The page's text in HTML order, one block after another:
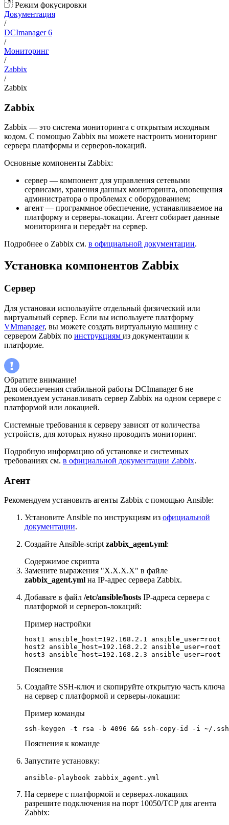
Режим фокусировки
Документация
/
DCImanager 6
/
Мониторинг
/
Zabbix
/
Zabbix
Zabbix
Zabbix — это система мониторинга с открытым исходным
кодом. С помощью Zabbix вы можете настроить мониторинг
сервера платформы и серверов-локаций.
Основные компоненты Zabbix:
сервер — компонент для управления сетевыми
сервисами, хранения данных мониторинга, оповещения
администратора о проблемах с оборудованием;
агент — программное обеспечение, устанавливаемое на
платформу и серверы-локации. Агент собирает данные
мониторинга и передаёт на сервер.
Подробнее о Zabbix см. в официальной документации.
Установка компонентов Zabbix
Сервер
Для установки используйте отдельный физический или
виртуальный сервер. Если вы используете платформу
VMmanager, вы можете создать виртуальную машину с
сервером Zabbix по инструкциям из документации к
платформе.
Обратите внимание!
Для обеспечения стабильной работы DCImanager 6 не
рекомендуем устанавливать сервер Zabbix на одном сервере с
платформой или локацией.
Системные требования к серверу зависят от количества
устройств, для которых нужно проводить мониторинг.
Подробную информацию об установке и системных
требованиях см. в официальной документации Zabbix.
Агент
Рекомендуем установить агенты Zabbix с помощью Ansible:
Установите Ansible по инструкциям из официальной
документации.
Создайте Ansible-scriptzabbix_agent.yml:
Содержимое скрипта
Замените выражения "X.X.X.X" в файле
zabbix_agent.yml на IP-адрес сервера Zabbix.
Добавьте в файл /etc/ansible/hosts IP-адреса сервера с
платформой и серверов-локаций:
Пример настройки
host1 ansible_host=192.168.2.1 ansible_user=root
host2 ansible_host=192.168.2.2 ansible_user=root
host3 ansible_host=192.168.2.3 ansible_user=root
Пояснения
Создайте SSH-ключ и скопируйте открытую часть ключа
на сервер с платформой и серверы-локации:
Пример команды
ssh-keygen -t rsa -b 4096 && ssh-copy-id -i ~/
Пояснения к команде
Запустите установку:
ansible-playbook zabbix_agent.yml
На сервере с платформой и серверах-локациях
разрешите подключения на порт 10050/TCP для агента
Zabbix: